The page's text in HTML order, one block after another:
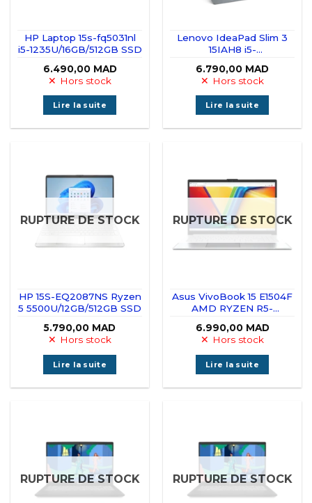
HP Laptop 15s-fq5031nl
i5-1235U/16GB/512GB SSD
6.490,00 MAD
Hors stock
Lire la suite
Lenovo IdeaPad Slim 3
15IAH8 i5-
SSD/15.6″
6.790,00 MAD
Hors stock
Lire la suite
RUPTURE DE STOCK
HP 15S-EQ2087NS Ryzen
5 5500U/12GB/512GB SSD
5.790,00 MAD
Hors stock
Lire la suite
RUPTURE DE STOCK
Asus VivoBook 15 E1504F
AMD RYZEN R5-
6.990,00 MAD
Hors stock
Lire la suite
RUPTURE DE STOCK RUPTURE DE STOCK